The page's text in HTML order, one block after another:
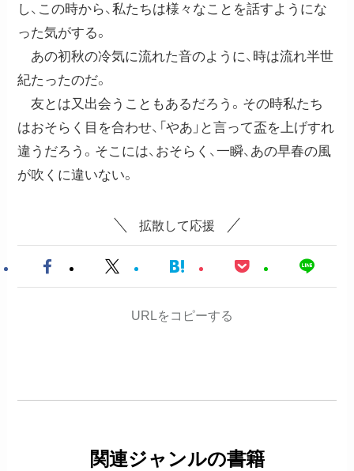
し、この時から、私たちは様々なことを話すようにな
った気がする。
あの初秋の冷気に流れた音のように、時は流れ半世
紀たったのだ。
友とは又出会うこともあるだろう。その時私たち
はおそらく目を合わせ、「やあ」と言って盃を上げすれ
違うだろう。そこには、おそらく、一瞬、あの早春の風
が吹くに違いない。
拡散して応援
URLをコピーする
関連ジャンルの書籍